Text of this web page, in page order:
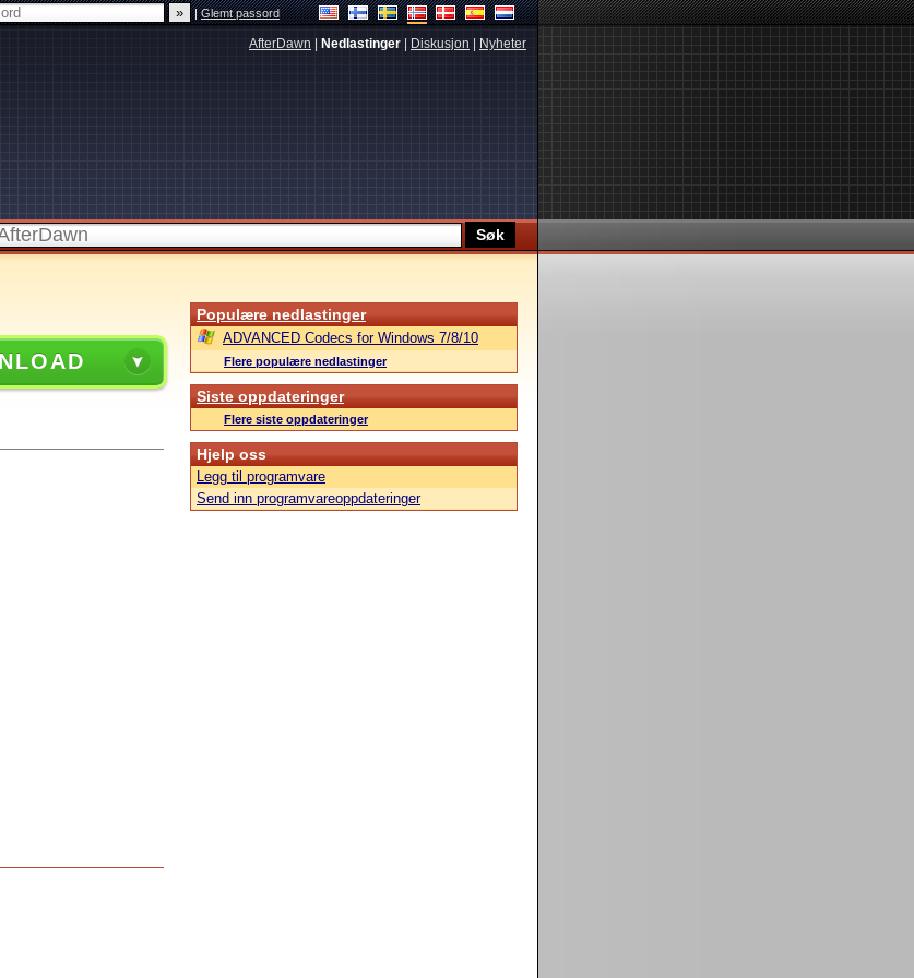
|Glemt passord
AfterDawn Nedlastinger Diskusjon Nyheter
Populære nedlastinger
ADVANCED Codecs for Windows 7/8/10
Flere populære nedlastinger
Siste oppdateringer
Flere siste oppdateringer
Hjelp oss
Legg til programvare
Send inn programvareoppdateringer